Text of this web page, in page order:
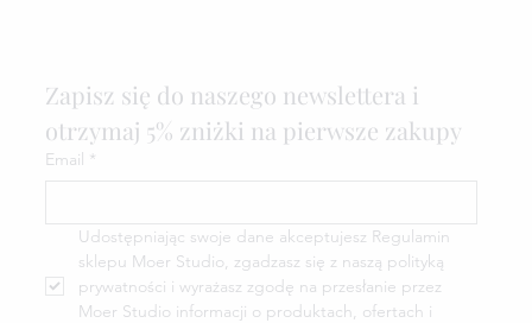
Zapisz się do naszego newslettera i
otrzymaj 5% zniżki na pierwsze zakupy
Email *
Udostępniając swoje dane akceptujesz Regulamin
sklepu Moer Studio, zgadzasz się z naszą polityką
prywatności i wyrażasz zgodę na przesłanie przez
Moer Studio informacji o produktach, ofertach i